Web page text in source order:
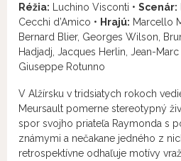
Réžia: Luchino Visconti • Scenár:
Cecchi d’Amico • Hrajú: Marcello
Bernard Blier, Georges Wilson,
Hadjadj, Jacques Herlin, Jean-Marc
Giuseppe Rotunno
V Alžírsku v tridsiatych rokoch
Meursault pomerne stereotypný
spor svojho priateľa Raymonda s
známymi a nečakane jedného z
retrospektívne odhaľuje motívy